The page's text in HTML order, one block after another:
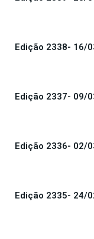
Edição 2338- 16/
Edição 2337- 09/
Edição 2336- 02/
Edição 2335- 24/